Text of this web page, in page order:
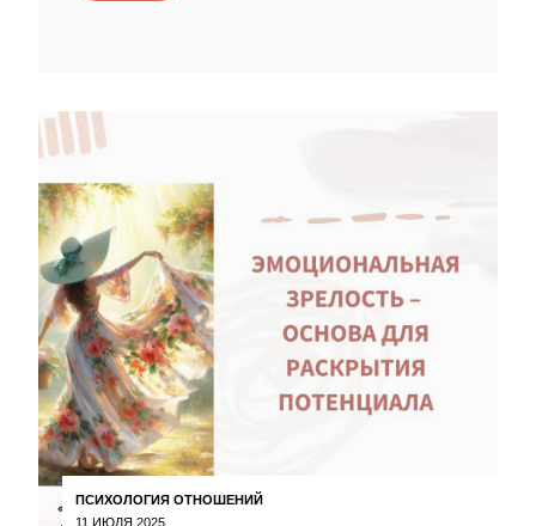
ПСИХОЛОГИЯ ОТНОШЕНИЙ
11 ИЮЛЯ 2025